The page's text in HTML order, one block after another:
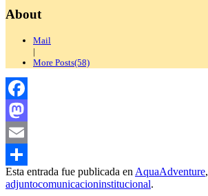
About
Mail
|
More Posts(58)
Facebook
Mastodon
Email
Compartir
Esta entrada fue publicada en AquaAdventure,
adjuntocomunicacioninstitucional.